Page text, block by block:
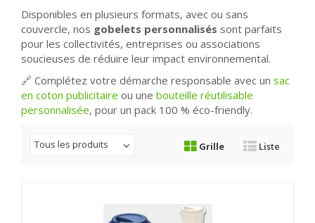
Disponibles en plusieurs formats, avec ou sans
couvercle, nos gobelets personnalisés sont parfaits
pour les collectivités, entreprises ou associations
soucieuses de réduire leur impact environnemental.
🔗 Complétez votre démarche responsable avec un sac
en coton publicitaire ou une bouteille réutilisable
personnalisée, pour un pack 100 % éco-friendly.
Tous les produits Grille Liste